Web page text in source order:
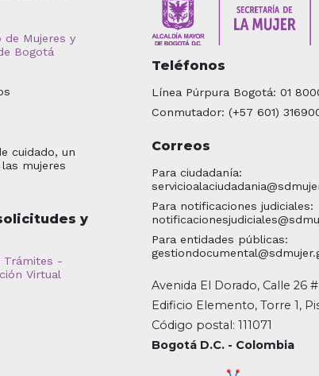
de Mujeres y
Bogotá
cuidado, un
mujeres
y
Trámites -
Virtual
Teléfonos
Línea Púrpura Bogotá: 01 8000
Conmutador: (+57 601)
Correos
Para ciudadanía:
Para notificaciones judiciales:
Para entidades públicas:
Avenida El Dorado, Calle 26
Edificio Elemento, Torre 1,
Código postal: 111071
Bogotá D.C. - Colombia